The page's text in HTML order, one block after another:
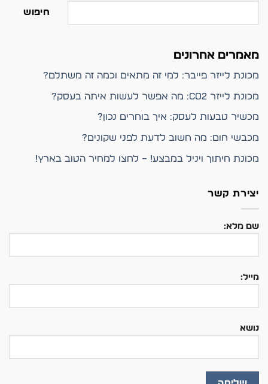
חיפוש
מאמרים אחרונים
מכונת לייזר פייבר: למי זה מתאים וכמה זה משתלם?
מכונת לייזר CO2: מה אפשר לעשות איתה בעסק?
מכשיר טבעות לעסק: איך בוחרים נכון?
מכבשי חום: מה חשוב לדעת לפני שקונים?
מכונת חיתוך ויניל במבצע! – לחצו למחיר הטוב בארץ!
יצירת קשר
שם מלא:
מייל:
נושא